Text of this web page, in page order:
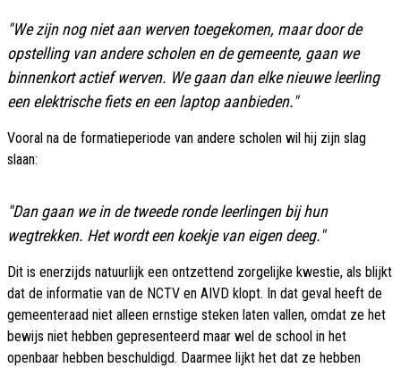
"We zijn nog niet aan werven toegekomen, maar door de
opstelling van andere scholen en de gemeente, gaan we
binnenkort actief werven. We gaan dan elke nieuwe leerling
een elektrische fiets en een laptop aanbieden."
Vooral na de formatieperiode van andere scholen wil hij zijn slag
slaan:
"Dan gaan we in de tweede ronde leerlingen bij hun
wegtrekken. Het wordt een koekje van eigen deeg."
Dit is enerzijds natuurlijk een ontzettend zorgelijke kwestie, als blijkt
dat de informatie van de NCTV en AIVD klopt. In dat geval heeft de
gemeenteraad niet alleen ernstige steken laten vallen, omdat ze het
bewijs niet hebben gepresenteerd maar wel de school in het
openbaar hebben beschuldigd. Daarmee lijkt het dat ze hebben